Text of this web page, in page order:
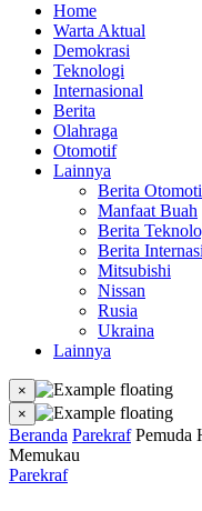
Home
Warta Aktual
Demokrasi
Teknologi
Internasional
Berita
Olahraga
Otomotif
Lainnya
Berita
Manfaat Buah
Berita
Berita
Mitsubishi
Nissan
Rusia
Ukraina
Lainnya
×
×
Beranda Parekraf Pemuda
Memukau
Parekraf